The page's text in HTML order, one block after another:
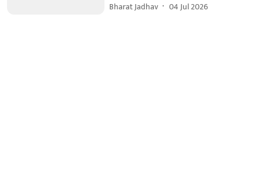
Bharat Jadhav 04 Jul 2026